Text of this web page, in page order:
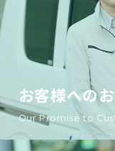
お客様への
Our Promise to